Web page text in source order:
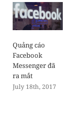
Quảng cáo
Facebook
Messenger đã
ra mắt
July 18th, 2017